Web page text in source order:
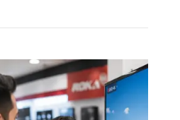
16/7 con sistema de gestión
IP5X asegura
sistema de refrigeración
de funcionamiento confiable.